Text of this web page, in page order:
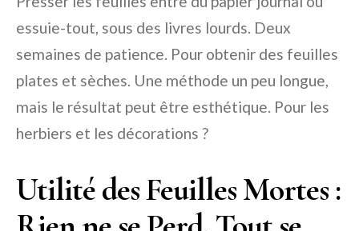
essuie-tout, sous des livres lourds. Deux
semaines de patience. Pour obtenir des feuilles
plates et sèches. Une méthode un peu longue,
mais le résultat peut être esthétique. Pour les
herbiers et les décorations ?
Utilité des Feuilles Mortes :